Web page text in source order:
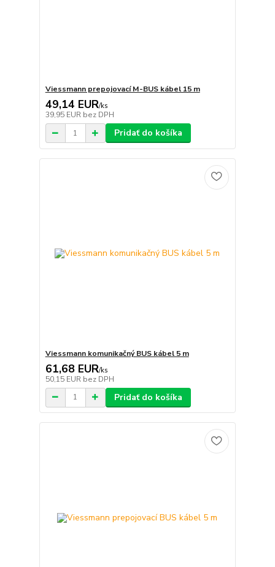
Viessmann prepojovací M-BUS kábel 15 m
49,14 EUR/ks
39,95 EUR bez DPH
Pridať do košíka
Viessmann komunikačný BUS kábel 5 m
61,68 EUR/ks
50,15 EUR bez DPH
Pridať do košíka